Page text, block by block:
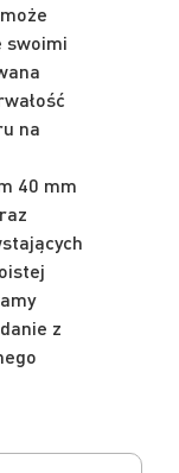
swoimi
na
40 mm
z